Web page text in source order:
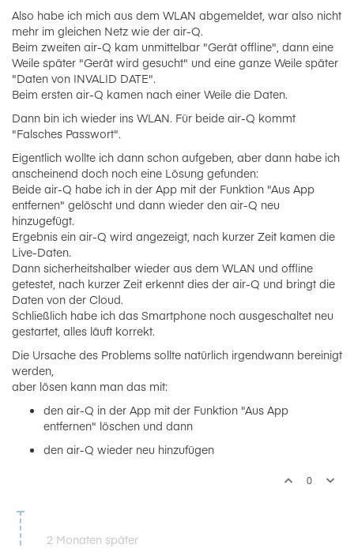
Also habe ich mich aus dem WLAN abgemeldet, war also nicht
mehr im gleichen Netz wie der air-Q.
Beim zweiten air-Q kam unmittelbar "Gerät offline", dann eine
Weile später "Gerät wird gesucht" und eine ganze Weile später
"Daten von INVALID DATE".
Beim ersten air-Q kamen nach einer Weile die Daten.
Dann bin ich wieder ins WLAN. Für beide air-Q kommt
"Falsches Passwort".
Eigentlich wollte ich dann schon aufgeben, aber dann habe ich
anscheinend doch noch eine Lösung gefunden:
Beide air-Q habe ich in der App mit der Funktion "Aus App
entfernen" gelöscht und dann wieder den air-Q neu
hinzugefügt.
Ergebnis ein air-Q wird angezeigt, nach kurzer Zeit kamen die
Live-Daten.
Dann sicherheitshalber wieder aus dem WLAN und offline
getestet, nach kurzer Zeit erkennt dies der air-Q und bringt die
Daten von der Cloud.
Schließlich habe ich das Smartphone noch ausgeschaltet neu
gestartet, alles läuft korrekt.
Die Ursache des Problems sollte natürlich irgendwann bereinigt
werden,
aber lösen kann man das mit:
den air-Q in der App mit der Funktion "Aus App
entfernen" löschen und dann
den air-Q wieder neu hinzufügen
0
2 Monaten später